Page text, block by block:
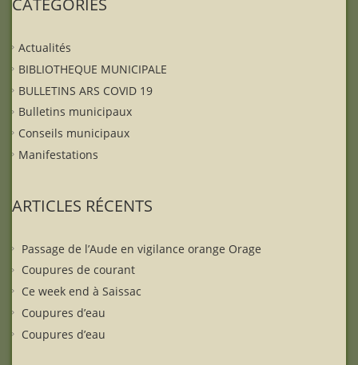
CATÉGORIES
Actualités
BIBLIOTHEQUE MUNICIPALE
BULLETINS ARS COVID 19
Bulletins municipaux
Conseils municipaux
Manifestations
ARTICLES RÉCENTS
Passage de l’Aude en vigilance orange Orage
Coupures de courant
Ce week end à Saissac
Coupures d’eau
Coupures d’eau